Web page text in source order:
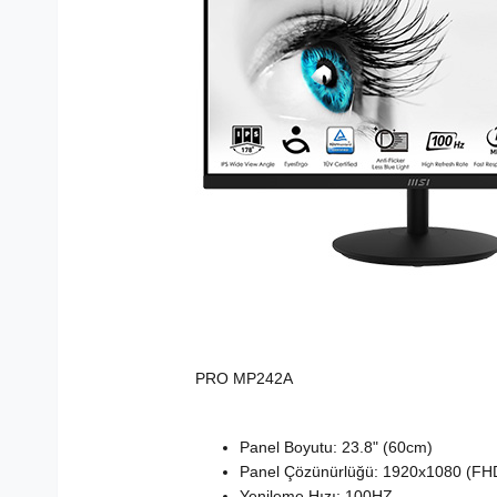
PRO MP242A
Panel Boyutu: 23.8" (60cm)
Panel Çözünürlüğü: 1920x1080